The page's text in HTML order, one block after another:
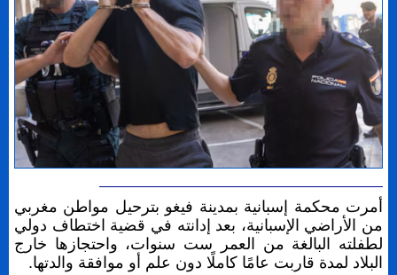
أمرت محكمة إسبانية بمدينة فيغو بترحيل مواطن مغربي
من الأراضي الإسبانية، بعد إدانته في قضية اختطاف دولي
لطفلته البالغة من العمر ست سنوات، واحتجازها خارج
البلاد لمدة قاربت عامًا كاملًا دون علم أو موافقة والدتها.